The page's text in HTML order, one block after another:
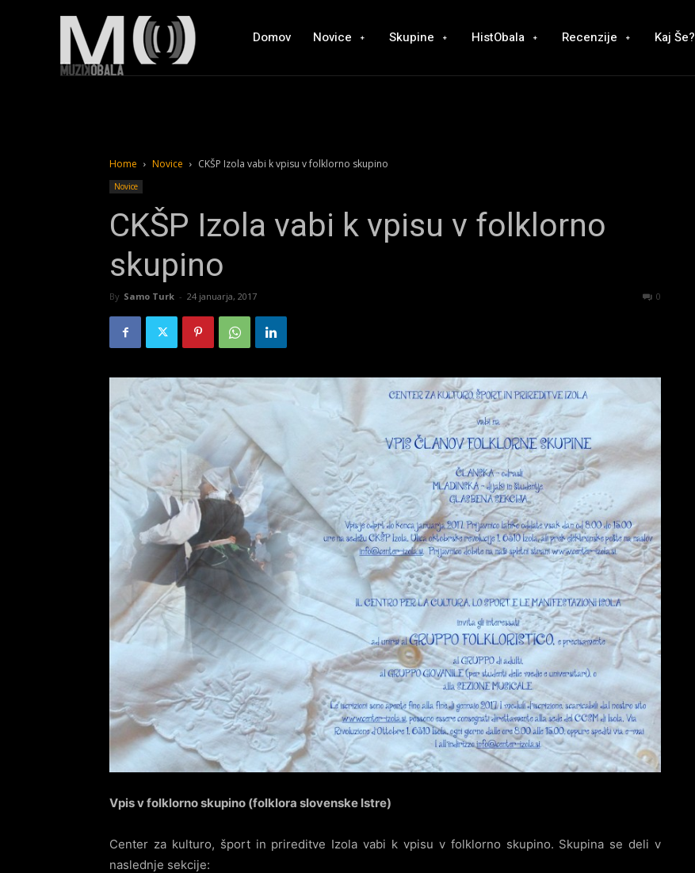
Domov Novice Skupine HistObala Recenzije Kaj Še?
Home Novice CKŠP Izola vabi k vpisu v folklorno skupino
Novice
CKŠP Izola vabi k vpisu v folklorno
skupino
By Samo Turk - 24 januarja, 2017 0
Vpis v folklorno skupino (folklora slovenske Istre)
Center za kulturo, šport in prireditve Izola vabi k vpisu v folklorno skupino. Skupina se deli v
naslednje sekcije: